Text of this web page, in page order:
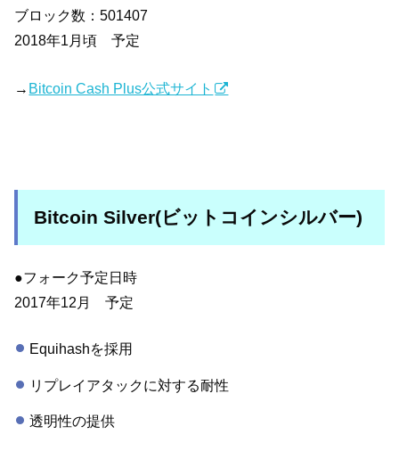
ブロック数：501407
2018年1月頃 予定
→ Bitcoin Cash Plus公式サイト
Bitcoin Silver(ビットコインシルバー)
●フォーク予定日時
2017年12月 予定
Equihashを採用
リプレイアタックに対する耐性
透明性の提供